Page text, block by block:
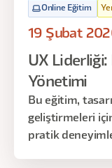
Online Eğitim
19 Şubat
UX Liderliği:
Yönetimi
Bu eğitim,
geliştirmeleri
pratik